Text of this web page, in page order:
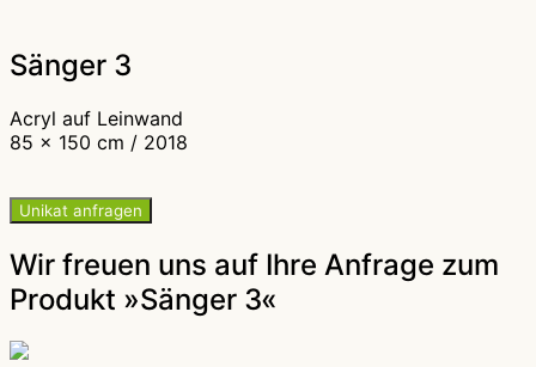
Sänger 3
Acryl auf Leinwand
85 x 150 cm / 2018
Unikat anfragen
Wir freuen uns auf Ihre Anfrage zum
Produkt »Sänger 3«